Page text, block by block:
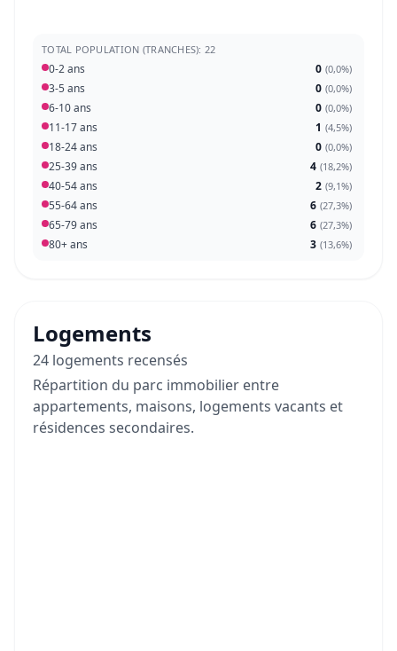
TOTAL POPULATION (TRANCHES): 22
0-2 ans 0 (0,0%)
3-5 ans 0 (0,0%)
6-10 ans 0 (0,0%)
11-17 ans 1 (4,5%)
18-24 ans 0 (0,0%)
25-39 ans 4 (18,2%)
40-54 ans 2 (9,1%)
55-64 ans 6 (27,3%)
65-79 ans 6 (27,3%)
80+ ans 3 (13,6%)
Logements
24 logements recensés
Répartition du parc immobilier entre
appartements, maisons, logements vacants et
résidences secondaires.